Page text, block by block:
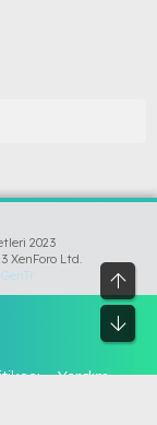
Üst
Alt
2023
XenForo Ltd.
Yardım